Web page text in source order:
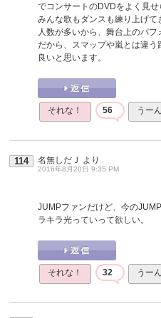
でコンサートのDVDをよく見せ
みんな歌もダンスも練り上げて
人数が多いから、舞台上のパフ
だから、スマップや嵐とは違う
良いと思います。
それな！ 56 うー
114 名無しだＪ より
2016年8月20日 9:35 PM
JUMPファンだけど、今の
ラキラ光っていって欲しい。
それな！ 32 うー